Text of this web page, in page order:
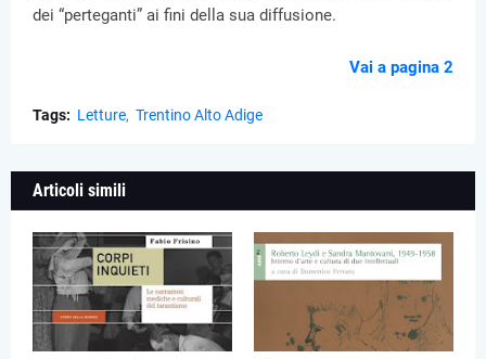
dei “perteganti” ai fini della sua diffusione.
Vai a pagina 2
Tags: Letture Trentino Alto Adige
Articoli simili